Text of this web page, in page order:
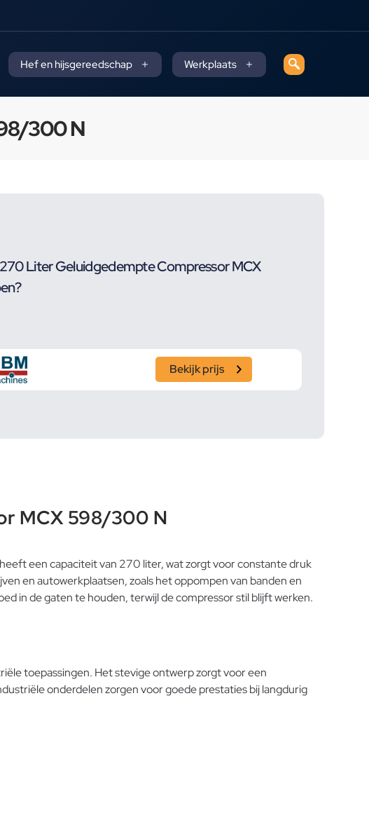
Hef en hijsgereedschap Werkplaats
300 N
Liter Geluidgedempte Compressor MCX
Bekijk prijs
MCX 598/300 N
een capaciteit van 270 liter, wat zorgt voor constante druk
en autowerkplaatsen, zoals het oppompen van banden en
in de gaten te houden, terwijl de compressor stil blijft werken.
toepassingen. Het stevige ontwerp zorgt voor een
onderdelen zorgen voor goede prestaties bij langdurig